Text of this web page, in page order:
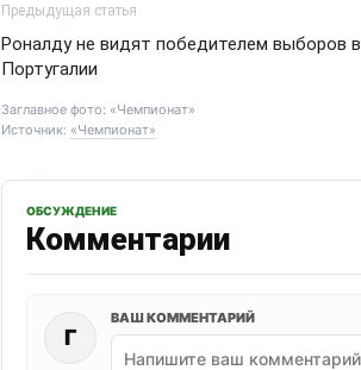
Предыдущая статья
Роналду не видят победителем выборов в
Португалии
Заглавное фото: «Чемпионат»
Источник: «Чемпионат»
ОБСУЖДЕНИЕ
Комментарии
Г
ВАШ КОММЕНТАРИЙ